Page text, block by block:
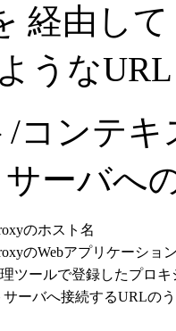
経由し
うな
/コンテキ
ーバへ
のホスト名
のWebアプリケーショ
ツールで登録したプロキ
サーバへ接続するURLの